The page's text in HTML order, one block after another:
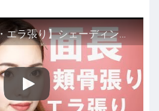
【面長・頬骨張り・エラ張り】シェーディング＆ハイライトで小顔！